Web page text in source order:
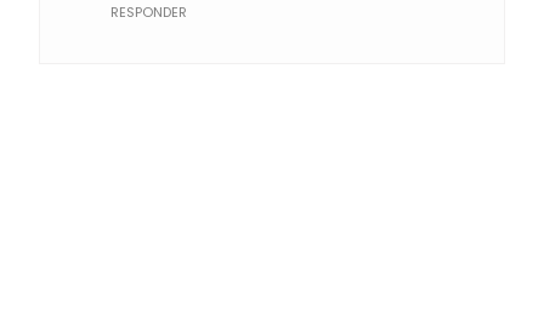
RESPONDER